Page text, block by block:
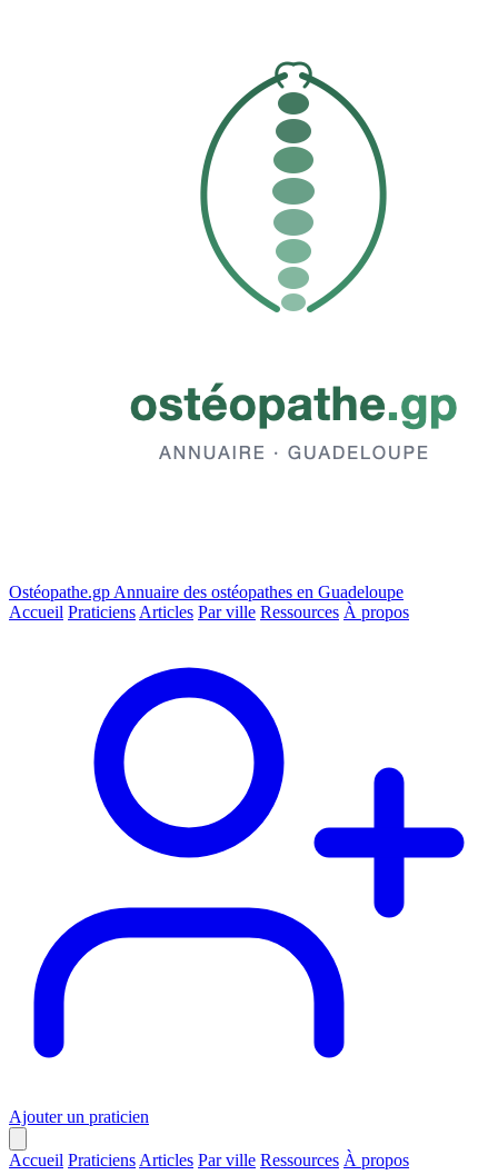
Ostéopathe.gp Annuaire des ostéopathes en Guadeloupe
Accueil Praticiens Articles Par ville Ressources À propos
Ajouter un praticien
Accueil Praticiens Articles Par ville Ressources À propos